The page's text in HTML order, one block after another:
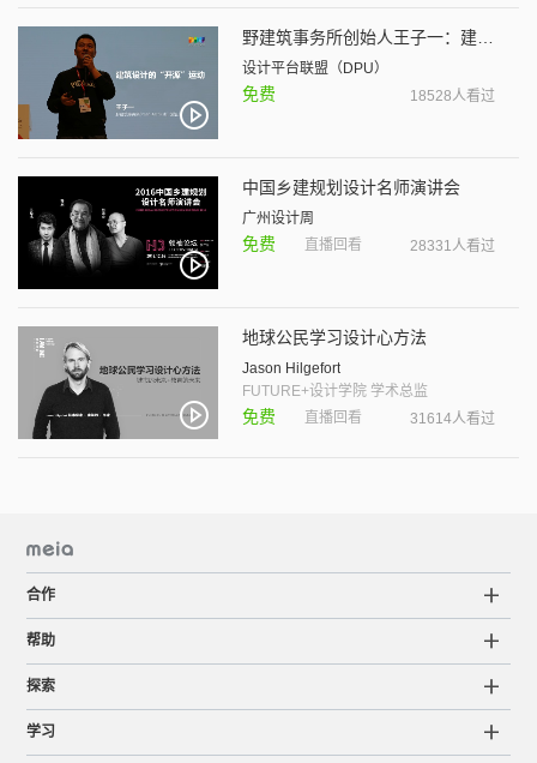
设计平台联盟（DPU）
免费 18528人看过
中国乡建规划设计名师演讲会
广州设计周
免费 直播回看 28331人看过
地球公民学习设计心方法
Jason Hilgefort
FUTURE+设计学院 学术总监
免费 直播回看 31614人看过
合作
帮助
探索
学习